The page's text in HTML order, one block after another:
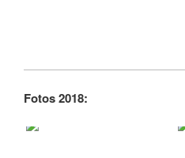
Fotos 2018: